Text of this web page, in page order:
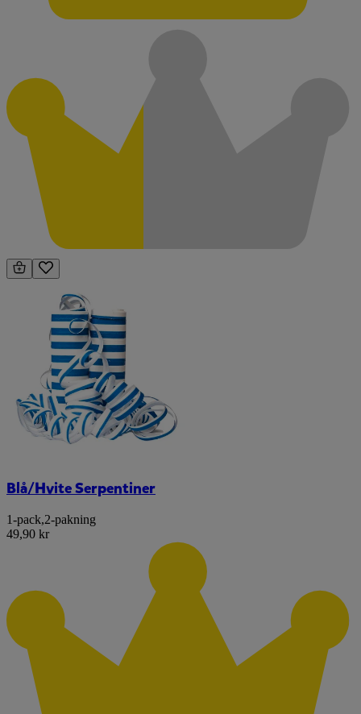
Blå/Hvite Serpentiner
1-pack,2-pakning
49,90 kr